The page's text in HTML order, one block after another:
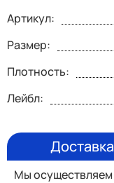
Артикул:
Размер:
Плотность:
Лейбл:
Доставка
Мы